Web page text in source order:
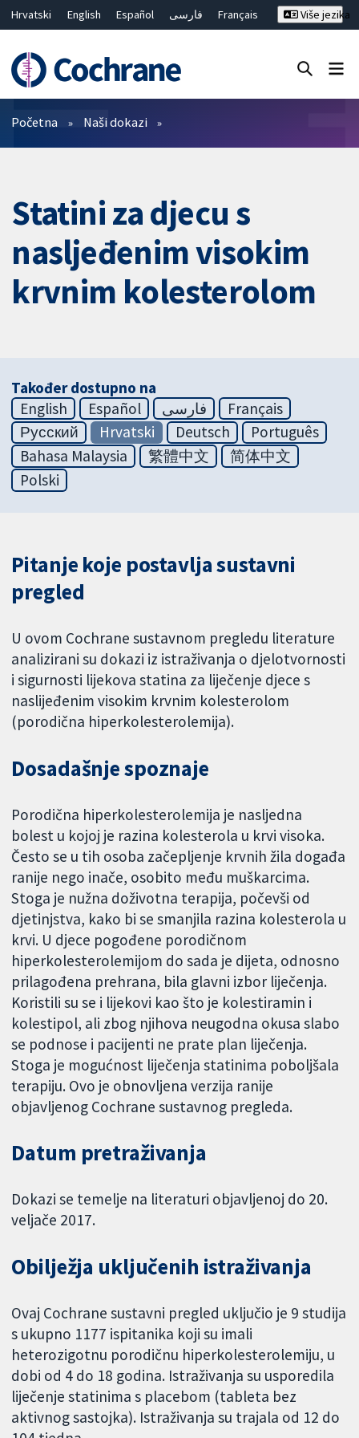
Hrvatski English Español فارسی
Français
繁體中文
简体中文
Više jezika
Prečistači
Početna Naši dokazi
Statini za djecu s
nasljeđenim visokim
krvnim kolesterolom
Također dostupno na
English
Español فارسی
Français
Русский
Hrvatski Deutsch
Português
Bahasa Malaysia
繁體中文
简体中文
Polski
Pitanje koje postavlja sustavni
pregled
U ovom Cochrane sustavnom pregledu literature
analizirani su dokazi iz istraživanja o djelotvornosti
i sigurnosti lijekova statina za liječenje djece s
naslijeđenim visokim krvnim kolesterolom
(porodična hiperkolesterolemija).
Dosadašnje spoznaje
Porodična hiperkolesterolemija je nasljedna
bolest u kojoj je razina kolesterola u krvi visoka.
Često se u tih osoba začepljenje krvnih žila događa
ranije nego inače, osobito među muškarcima.
Stoga je nužna doživotna terapija, počevši od
djetinjstva, kako bi se smanjila razina kolesterola u
krvi. U djece pogođene porodičnom
hiperkolesterolemijom do sada je dijeta, odnosno
prilagođena prehrana, bila glavni izbor liječenja.
Koristili su se i lijekovi kao što je kolestiramin i
kolestipol, ali zbog njihova neugodna okusa slabo
se podnose i pacijenti ne prate plan liječenja.
Stoga je mogućnost liječenja statinima poboljšala
terapiju. Ovo je obnovljena verzija ranije
objavljenog Cochrane sustavnog pregleda.
Datum pretraživanja
Dokazi se temelje na literaturi objavljenoj do 20.
veljače 2017.
Obilježja uključenih istraživanja
Ovaj Cochrane sustavni pregled uključio je 9 studija
s ukupno 1177 ispitanika koji su imali
heterozigotnu porodičnu hiperkolesterolemiju, u
dobi od 4 do 18 godina. Istraživanja su usporedila
liječenje statinima s placebom (tableta bez
aktivnog sastojka). Istraživanja su trajala od 12 do